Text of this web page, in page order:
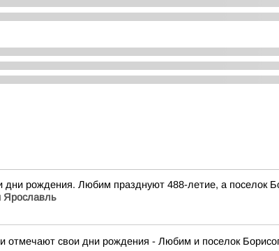
рождения. Любим празднуют 488-летие, а поселок
Ярославль
отмечают свои дни рождения - Любим и поселок